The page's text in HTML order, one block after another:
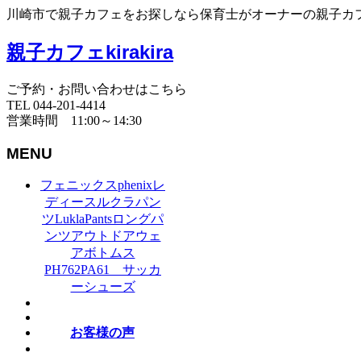
川崎市で親子カフェをお探しなら保育士がオーナーの親子カ
親子カフェkirakira
ご予約・お問い合わせはこちら
TEL 044-201-4414
営業時間 11:00～14:30
MENU
フェニックスphenixレ
ディースルクラパン
ツLuklaPantsロングパ
ンツアウトドアウェ
アボトムス
PH762PA61 サッカ
ーシューズ
お客様の声